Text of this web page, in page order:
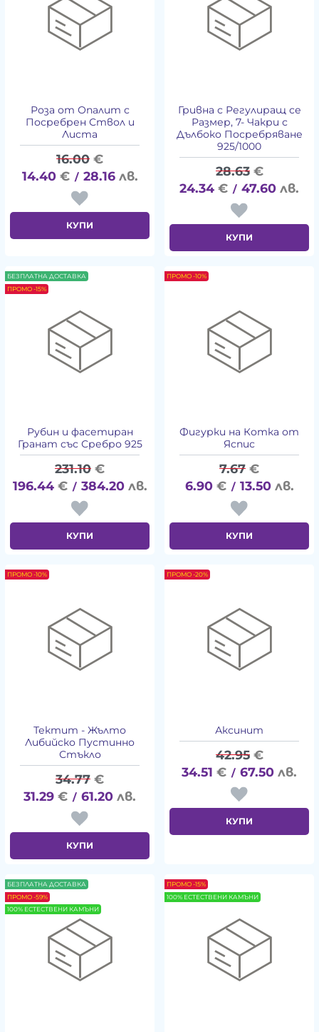
Роза от Опалит с
Посребрен Ствол и
Листа
16.00 €
14.40 € / 28.16 лв.
КУПИ
Гривна с Регулиращ се
Размер, 7- Чакри с
Дълбоко Посребряване
925/1000
28.63 €
24.34 € / 47.60 лв.
КУПИ
Рубин и фасетиран
Гранат със Сребро 925
231.10 €
196.44 € / 384.20 лв.
КУПИ
БЕЗПЛАТНА ДОСТАВКА
ПРОМО -15%
Фигурки на Котка от
Яспис
7.67 €
6.90 € / 13.50 лв.
КУПИ
ПРОМО -10%
Тектит - Жълто
Либийско Пустинно
Стъкло
34.77 €
31.29 € / 61.20 лв.
КУПИ
ПРОМО -10%
Аксинит
42.95 €
34.51 € / 67.50 лв.
КУПИ
ПРОМО -20%
БЕЗПЛАТНА ДОСТАВКА
ПРОМО -59%
100% ЕСТЕСТВЕНИ КАМЪНИ
ПРОМО -15%
100% ЕСТЕСТВЕНИ КАМЪНИ